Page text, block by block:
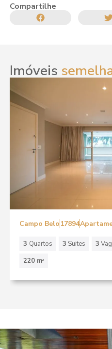
Compartilhe
Imóveis
Campo Belo 17894
3 Quartos 3 Suites 3
220 m2